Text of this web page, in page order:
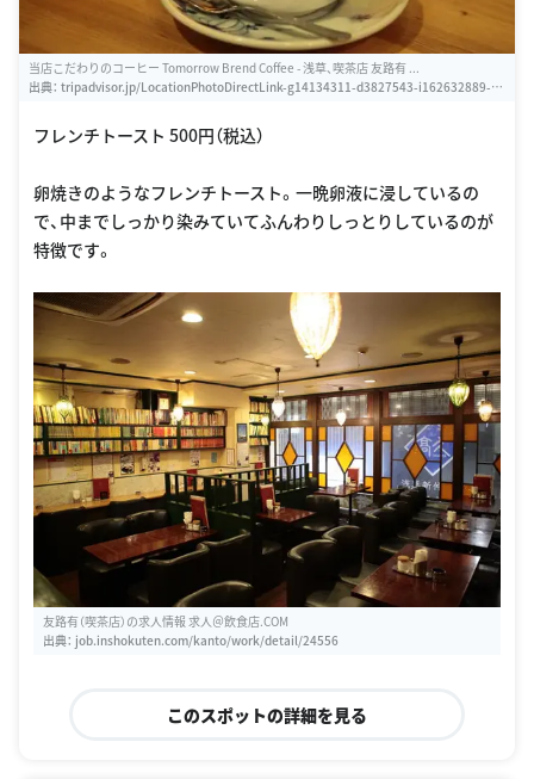
当店こだわりのコーヒー Tomorrow Brend Coffee - 浅草、喫茶店 友路有 ...
出典： tripadvisor.jp/LocationPhotoDirectLink-g14134311-d3827543-i162632889-Ca
フレンチトースト 500円（税込）
卵焼きのようなフレンチトースト。一晩卵液に浸しているの
で、中までしっかり染みていてふんわりしっとりしているのが
特徴です。
友路有（喫茶店）の求人情報 求人＠飲食店.COM
出典： job.inshokuten.com/kanto/work/detail/24556
このスポットの詳細を見る